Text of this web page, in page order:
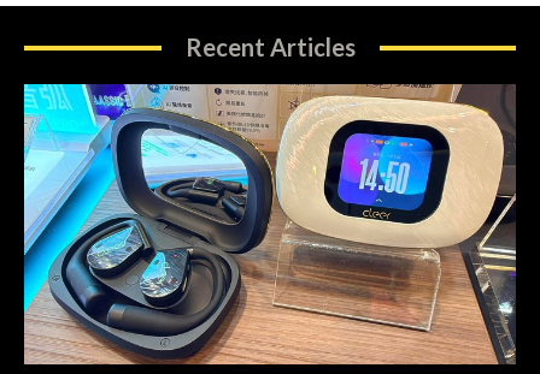
Recent Articles